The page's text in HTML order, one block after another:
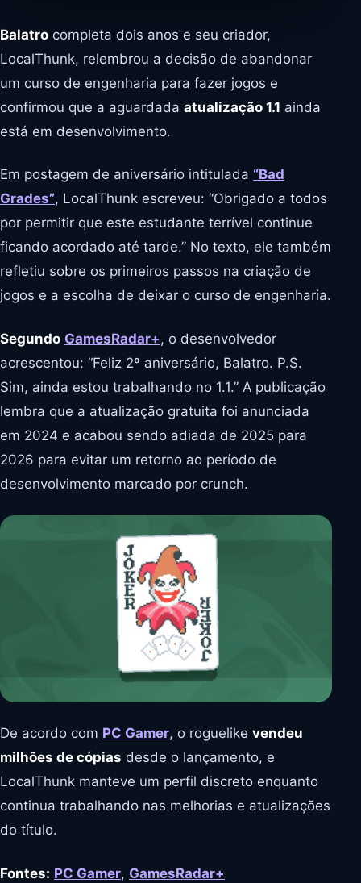
Balatro completa dois anos e seu criador,
LocalThunk, relembrou a decisão de abandonar
um curso de engenharia para fazer jogos e
confirmou que a aguardada atualização 1.1 ainda
está em desenvolvimento.
Em postagem de aniversário intitulada “Bad
Grades”, LocalThunk escreveu: “Obrigado a todos
por permitir que este estudante terrível continue
ficando acordado até tarde.” No texto, ele também
refletiu sobre os primeiros passos na criação de
jogos e a escolha de deixar o curso de engenharia.
Segundo GamesRadar+, o desenvolvedor
acrescentou: “Feliz 2º aniversário, Balatro. P.S.
Sim, ainda estou trabalhando no 1.1.” A publicação
lembra que a atualização gratuita foi anunciada
em 2024 e acabou sendo adiada de 2025 para
2026 para evitar um retorno ao período de
desenvolvimento marcado por crunch.
De acordo com PC Gamer, o roguelike vendeu
milhões de cópias desde o lançamento, e
LocalThunk manteve um perfil discreto enquanto
continua trabalhando nas melhorias e atualizações
do título.
Fontes: PC Gamer, GamesRadar+